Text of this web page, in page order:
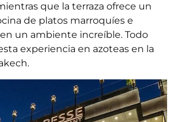
que la terraza ofrece un
de platos marroquíes e
un ambiente increíble. Todo
experiencia en azoteas en la